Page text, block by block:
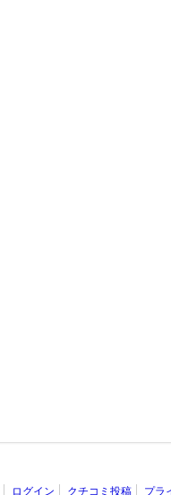
ログイン クチコミ投稿 プラ